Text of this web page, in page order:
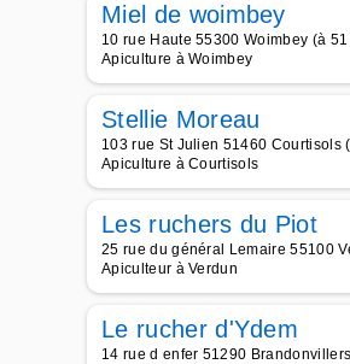
Miel de woimbey
10 rue Haute 55300 Woimbey (à
Apiculture à Woimbey
Stellie Moreau
103 rue St Julien 51460 Courtisols
Apiculture à Courtisols
Les ruchers du Piot
25 rue du général Lemaire 55100
Apiculteur à Verdun
Le rucher d'Ydem
14 rue d enfer 51290